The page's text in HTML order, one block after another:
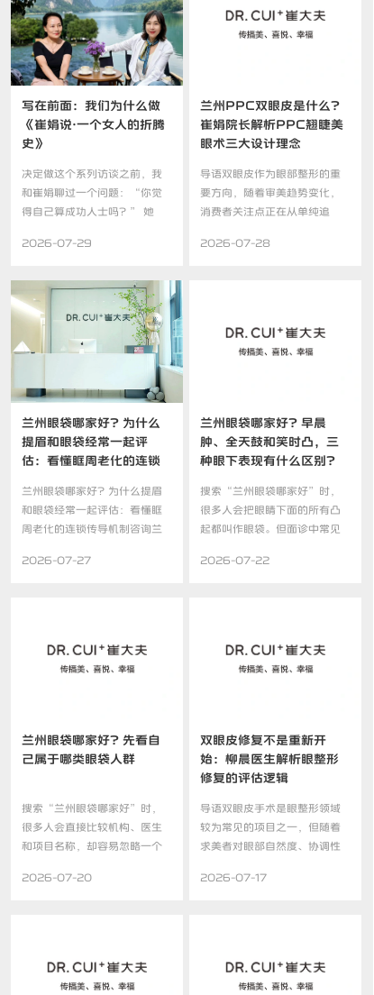
写在前面：我们为什么做
《崔娟说·一个女人的折腾
史》
决定做这个系列访谈之前，我
和崔娟聊过一个问题：“你觉
得自己算成功人士吗？” 她
2026-07-29
兰州PPC双眼皮是什么？
崔娟院长解析PPC翘睫美
眼术三大设计理念
导语双眼皮作为眼部整形的重
要方向，随着审美趋势变化，
消费者关注点正在从单纯追
2026-07-28
兰州眼袋哪家好？为什么
提眉和眼袋经常一起评
估：看懂眶周老化的连锁
兰州眼袋哪家好？为什么提眉
和眼袋经常一起评估：看懂眶
周老化的连锁传导机制咨询兰
2026-07-27
兰州眼袋哪家好？早晨
肿、全天鼓和笑时凸，三
种眼下表现有什么区别？
搜索“兰州眼袋哪家好”时，
很多人会把眼睛下面的所有凸
起都叫作眼袋。但面诊中常见
2026-07-22
兰州眼袋哪家好？先看自
己属于哪类眼袋人群
搜索“兰州眼袋哪家好”时，
很多人会直接比较机构、医生
和项目名称，却容易忽略一个
2026-07-20
双眼皮修复不是重新开
始：柳晨医生解析眼整形
修复的评估逻辑
导语双眼皮手术是眼整形领域
较为常见的项目之一，但随着
求美者对眼部自然度、协调性
2026-07-17